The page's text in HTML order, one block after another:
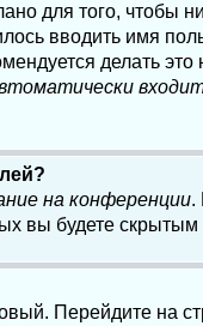
для того, чтобы
вводить имя
делать
на конференции.
вы будете скрытым
Перейдите на